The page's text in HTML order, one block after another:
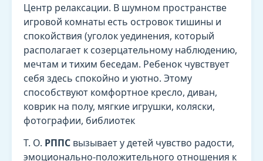
Центр релаксации. В шумном пространстве
игровой комнаты есть островок тишины и
спокойствия (уголок уединения, который
располагает к созерцательному наблюдению,
мечтам и тихим беседам. Ребенок чувствует
себя здесь спокойно и уютно. Этому
способствуют комфортное кресло, диван,
коврик на полу, мягкие игрушки, коляски,
фотографии, библиотек
Т. О. РППС вызывает у детей чувство радости,
эмоционально-положительного отношения к